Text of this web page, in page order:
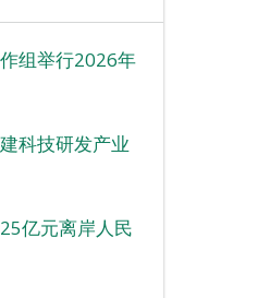
组举行2026年
科技研发产业
亿元离岸人民